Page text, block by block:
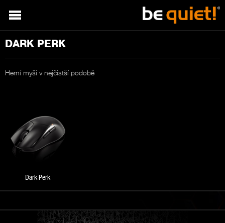
DARK PERK
Herní myši v nejčistší podobě
Dark Perk